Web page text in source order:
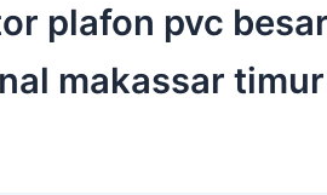
plafon pvc
makassar timur